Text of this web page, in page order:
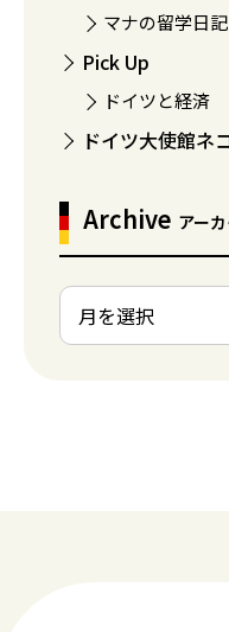
マナの留学日
Pick Up
ドイツと経済
ドイツ大使館ネ
Archive アー